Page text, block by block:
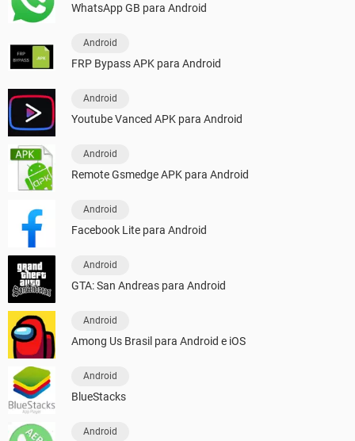
WhatsApp GB para Android
Android
FRP Bypass APK para Android
Android
Youtube Vanced APK para Android
Android
Remote Gsmedge APK para Android
Android
Facebook Lite para Android
Android
GTA: San Andreas para Android
Android
Among Us Brasil para Android e iOS
Android
BlueStacks
Android